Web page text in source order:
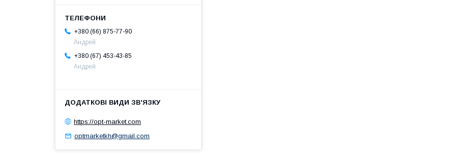
+380 (66) 875-77-90
Андрей
+380 (67) 453-43-85
Андрей
https://opt-market.com
optmarketkh@gmail.com